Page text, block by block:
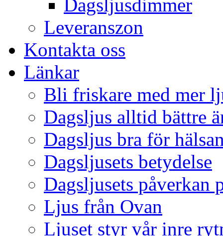
Dagsljusdimmer
Leveranszon
Kontakta oss
Länkar
Bli friskare med mer
Dagsljus alltid bättre
Dagsljus bra för
Dagsljusets betydelse
Dagsljusets påverkan
Ljus från Ovan
Ljuset styr vår inre